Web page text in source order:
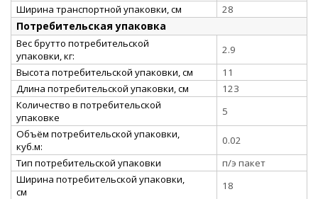
Ширина транспортной упаковки, см
28
Потребительская упаковка
Вес брутто потребительской
упаковки, кг:
2.9
Высота потребительской упаковки, см
11
Длина потребительской упаковки, см
123
Количество в потребительской
упаковке
5
Объём потребительской упаковки,
куб.м:
0.02
Тип потребительской упаковки
п/э пакет
Ширина потребительской упаковки,
см
18